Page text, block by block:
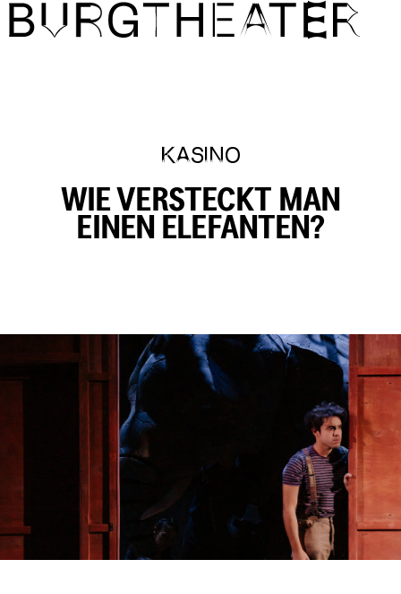
Direkt zum Inhalt
WIE VERSTECKT MAN
EINEN ELEFANTEN?
KASINO